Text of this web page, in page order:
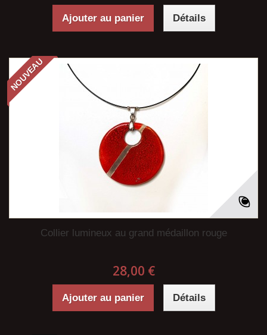
Ajouter au panier Détails
NOUVEAU
Collier lumineux au grand médaillon rouge
28,00 €
Ajouter au panier Détails